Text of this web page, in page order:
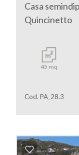
Casa
Quincinetto
45 mq
Cod. PA_28.3
SERVIZI
CONTATTI
Tipologia
Residenziali